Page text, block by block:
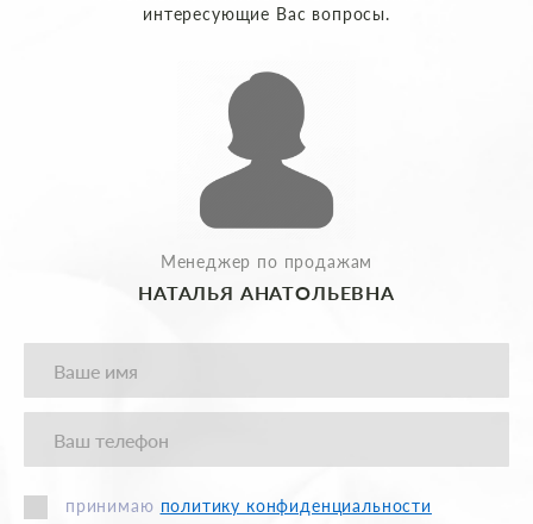
интересующие Вас вопросы.
Менеджер по продажам
НАТАЛЬЯ АНАТОЛЬЕВНА
принимаю политику конфиденциальности